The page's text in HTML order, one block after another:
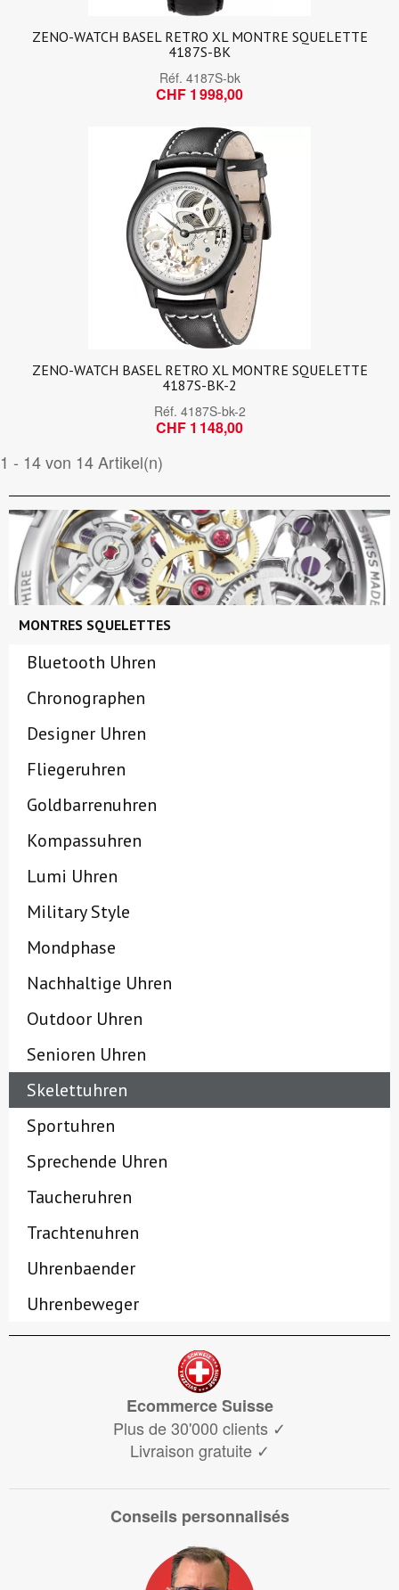
ZENO-WATCH BASEL RETRO XL MONTRE SQUELETTE
4187S-BK
Réf. 4187S-bk
CHF 1 998,00
ZENO-WATCH BASEL RETRO XL MONTRE SQUELETTE
4187S-BK-2
Réf. 4187S-bk-2
CHF 1 148,00
1 - 14 von 14 Artikel(n)
MONTRES SQUELETTES
Bluetooth Uhren
Chronographen
Designer Uhren
Fliegeruhren
Goldbarrenuhren
Kompassuhren
Lumi Uhren
Military Style
Mondphase
Nachhaltige Uhren
Outdoor Uhren
Senioren Uhren
Skelettuhren
Sportuhren
Sprechende Uhren
Taucheruhren
Trachtenuhren
Uhrenbaender
Uhrenbeweger
Ecommerce Suisse
Plus de 30'000 clients ✓
Livraison gratuite ✓
Conseils personnalisés